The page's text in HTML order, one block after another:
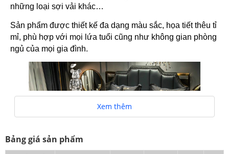
những loại sợi vải khác…
Sản phẩm được thiết kế đa dạng màu sắc, họa tiết thêu tỉ
mỉ, phù hợp với mọi lứa tuổi cũng như không gian phòng
ngủ của mọi gia đình.
Xem thêm
Bảng giá sản phẩm